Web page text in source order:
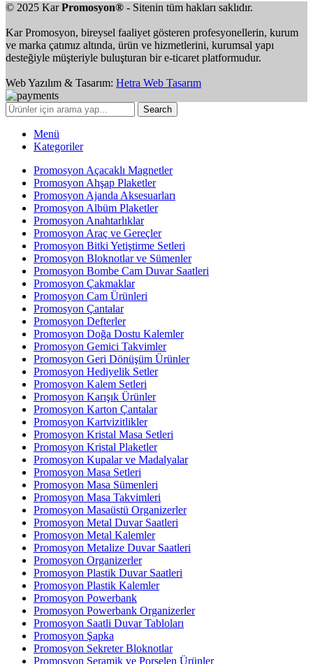
© 2025 KarPromosyon® - Sitenin tüm hakları saklıdır.
Kar Promosyon, bireysel faaliyet gösteren profesyonellerin, kurum
ve marka çatımız altında, ürün ve hizmetlerini, kurumsal yapı
desteğiyle müşteriyle buluşturan bir e-ticaret platformudur.
Web Yazılım & Tasarım: Hetra Web Tasarım
Search
Menü
Kategoriler
Promosyon Açacaklı Magnetler
Promosyon Ahşap Plaketler
Promosyon Ajanda Aksesuarları
Promosyon Albüm Plaketler
Promosyon Anahtarlıklar
Promosyon Araç ve Gereçler
Promosyon Bitki Yetiştirme Setleri
Promosyon Bloknotlar ve Sümenler
Promosyon Bombe Cam Duvar Saatleri
Promosyon Çakmaklar
Promosyon Cam Ürünleri
Promosyon Çantalar
Promosyon Defterler
Promosyon Doğa Dostu Kalemler
Promosyon Gemici Takvimler
Promosyon Geri Dönüşüm Ürünler
Promosyon Hediyelik Setler
Promosyon Kalem Setleri
Promosyon Karışık Ürünler
Promosyon Karton Çantalar
Promosyon Kartvizitlikler
Promosyon Kristal Masa Setleri
Promosyon Kristal Plaketler
Promosyon Kupalar ve Madalyalar
Promosyon Masa Setleri
Promosyon Masa Sümenleri
Promosyon Masa Takvimleri
Promosyon Masaüstü Organizerler
Promosyon Metal Duvar Saatleri
Promosyon Metal Kalemler
Promosyon Metalize Duvar Saatleri
Promosyon Organizerler
Promosyon Plastik Duvar Saatleri
Promosyon Plastik Kalemler
Promosyon Powerbank
Promosyon Powerbank Organizerler
Promosyon Saatli Duvar Tabloları
Promosyon Şapka
Promosyon Sekreter Bloknotlar
Promosyon Seramik ve Porselen Ürünler